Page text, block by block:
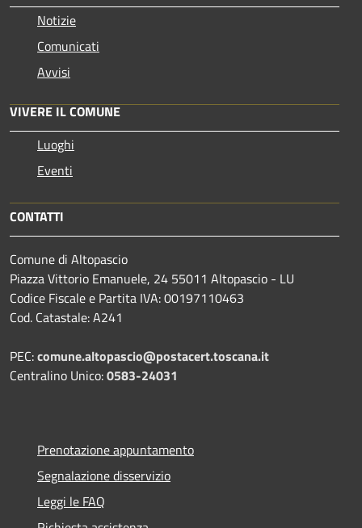
Notizie
Comunicati
Avvisi
VIVERE IL COMUNE
Luoghi
Eventi
CONTATTI
Comune di Altopascio
Piazza Vittorio Emanuele, 24 55011 Altopascio - LU
Codice Fiscale e Partita IVA: 00197110463
Cod. Catastale: A241
PEC:comune.altopascio@postacert.toscana.it
Centralino Unico:0583-24031
Prenotazione appuntamento
Segnalazione disservizio
Leggi le FAQ